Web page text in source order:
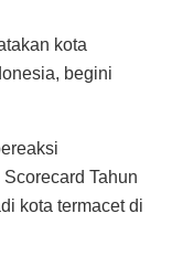
kota
begini
Tahun
kota termacet di